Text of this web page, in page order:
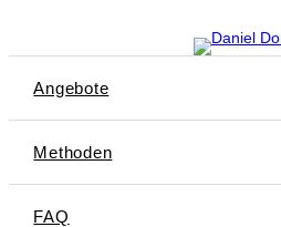
Angebote
Methoden
FAQ